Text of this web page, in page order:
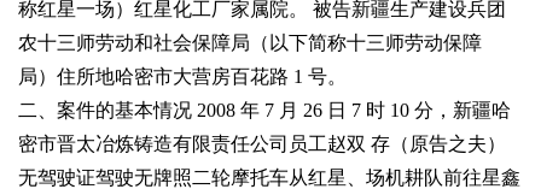
称红星一场）红星化工厂家属院。 被告新疆生产建设兵团
农十三师劳动和社会保障局（以下简称十三师劳动保障
局）住所地哈密市大营房百花路 1 号。
二、案件的基本情况 2008 年 7 月 26 日 7 时 10 分，新疆哈
密市晋太冶炼铸造有限责任公司员工赵双 存（原告之夫）
无驾驶证驾驶无牌照二轮摩托车从红星、场机耕队前往星鑫